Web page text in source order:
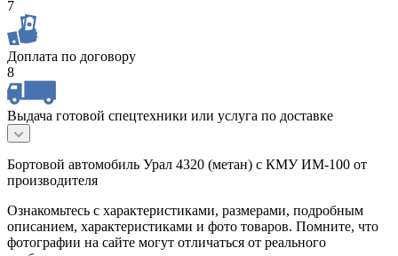
7
Доплата по договору
8
Выдача готовой спецтехники или услуга по доставке
Бортовой автомобиль Урал 4320 (метан) с КМУ ИМ-100 от
производителя
Ознакомьтесь с характеристиками, размерами, подробным
описанием, характеристиками и фото товаров. Помните, что
фотографии на сайте могут отличаться от реального